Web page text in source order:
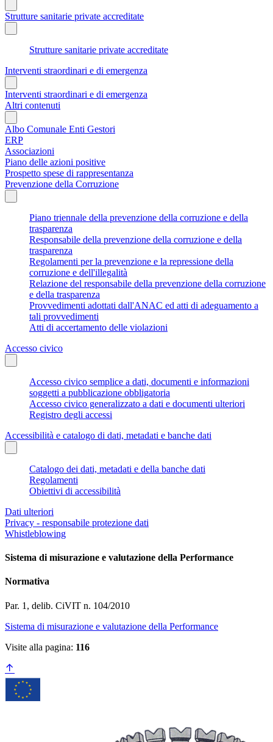
Strutture sanitarie private accreditate
Strutture sanitarie private accreditate
Interventi straordinari e di emergenza
Interventi straordinari e di emergenza
Altri contenuti
Albo Comunale Enti Gestori
ERP
Associazioni
Piano delle azioni positive
Prospetto spese di rappresentanza
Prevenzione della Corruzione
Piano triennale della prevenzione della corruzione e della
trasparenza
Responsabile della prevenzione della corruzione e della
trasparenza
Regolamenti per la prevenzione e la repressione della
corruzione e dell'illegalità
Relazione del responsabile della prevenzione della corruzione
e della trasparenza
Provvedimenti adottati dall'ANAC ed atti di adeguamento a
tali provvedimenti
Atti di accertamento delle violazioni
Accesso civico
Accesso civico semplice a dati, documenti e informazioni
soggetti a pubblicazione obbligatoria
Accesso civico generalizzato a dati e documenti ulteriori
Registro degli accessi
Accessibilità e catalogo di dati, metadati e banche dati
Catalogo dei dati, metadati e della banche dati
Regolamenti
Obiettivi di accessibilità
Dati ulteriori
Privacy - responsabile protezione dati
Whistleblowing
Sistema di misurazione e valutazione della Performance
Normativa
Par. 1, delib. CiVIT n. 104/2010
Sistema di misurazione e valutazione della Performance
Visite alla pagina: 116